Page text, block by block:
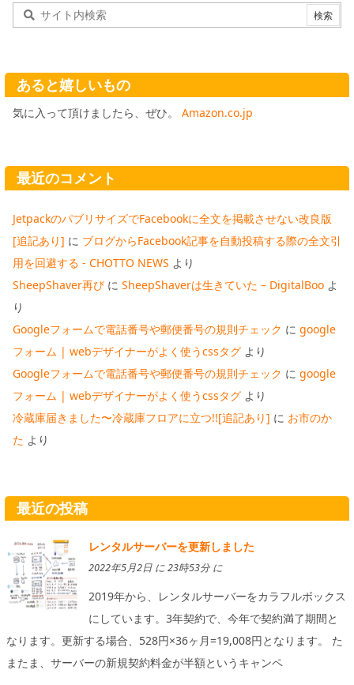
あると嬉しいもの
気に入って頂けましたら、ぜひ。 Amazon.co.jp
最近のコメント
JetpackのパブリサイズでFacebookに全文を掲載させない改良版
[追記あり] に ブログからFacebook記事を自動投稿する際の全文引
用を回避する - CHOTTO NEWS より
SheepShaver再び に SheepShaverは生きていた – DigitalBoo よ
り
Googleフォームで電話番号や郵便番号の規則チェック に google
フォーム | webデザイナーがよく使うcssタグ より
Googleフォームで電話番号や郵便番号の規則チェック に google
フォーム | webデザイナーがよく使うcssタグ より
冷蔵庫届きました〜冷蔵庫フロアに立つ!![追記あり] に お市のか
た より
最近の投稿
レンタルサーバーを更新しました
2022年5月2日 に 23時53分 に
2019年から、レンタルサーバーをカラフルボックス
にしています。3年契約で、今年で契約満了期間と
なります。更新する場合、528円×36ヶ月=19,008円となります。 た
またま、サーバーの新規契約料金が半額というキャンペ